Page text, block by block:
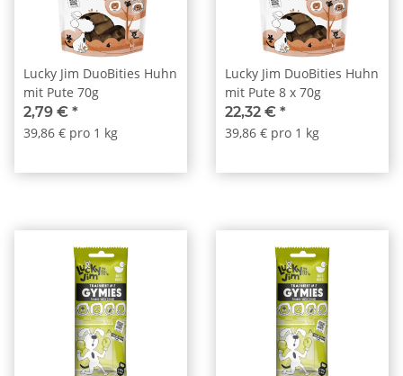
Lucky Jim DuoBities Huhn
mit Pute 70g
2,79 € *
39,86 € pro 1 kg
Lucky Jim DuoBities Huhn
mit Pute 8 x 70g
22,32 € *
39,86 € pro 1 kg